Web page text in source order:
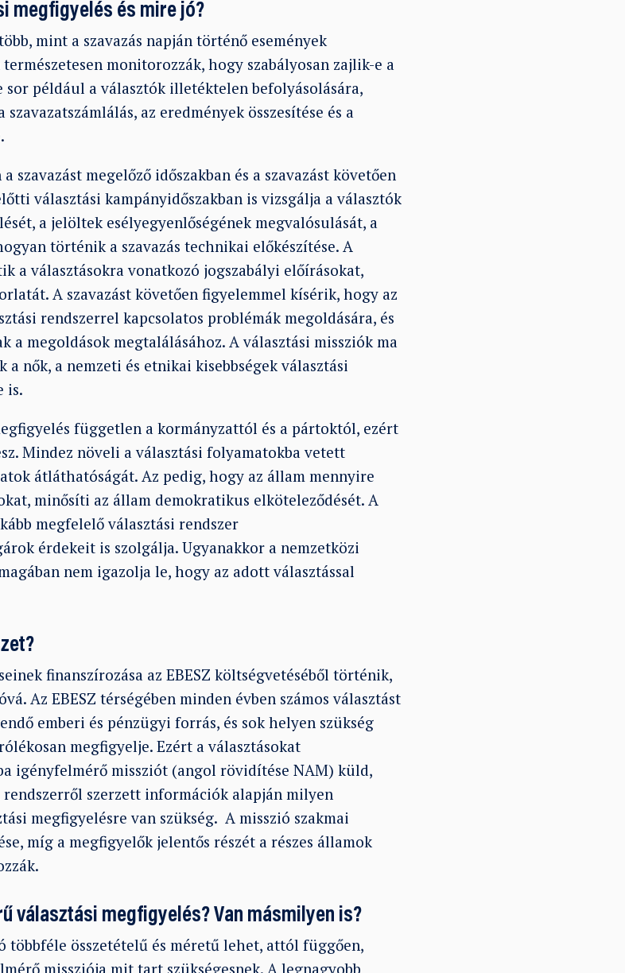
megfigyelés és mire jó?
mint a szavazás napján történő események
monitorozzák, hogy szabályosan zajlik-e a
sor például a választók illetéktelen befolyásolására,
az eredmények összesítése és a
szavazást megelőző időszakban és a szavazást követően
választási kampányidőszakban is vizsgálja a választók
a jelöltek esélyegyenlőségének megvalósulását, a
történik a szavazás technikai előkészítése. A
a választásokra vonatkozó jogszabályi előírásokat,
A szavazást követően figyelemmel kísérik, hogy az
rendszerrel kapcsolatos problémák megoldására, és
a megoldások megtalálásához. A választási missziók ma
nők, a nemzeti és etnikai kisebbségek választási
is.
független a kormányzattól és a pártoktól, ezért
Mindez növeli a választási folyamatokba vetett
átláthatóságát. Az pedig, hogy az állam mennyire
minősíti az állam demokratikus elköteleződését. A
megfelelő választási rendszer
érdekeit is szolgálja. Ugyanakkor a nemzetközi
nem igazolja le, hogy az adott választással
finanszírozása az EBESZ költségvetéséből történik,
Az EBESZ térségében minden évben számos választást
emberi és pénzügyi forrás, és sok helyen szükség
megfigyelje. Ezért a választásokat
igényfelmérő missziót (angol rövidítése NAM) küld,
szerzett információk alapján milyen
megfigyelésre van szükség. A misszió szakmai
míg a megfigyelők jelentős részét a részes államok
választási megfigyelés? Van másmilyen is?
többféle összetételű és méretű lehet, attól függően,
missziója mit tart szükségesnek. A legnagyobb